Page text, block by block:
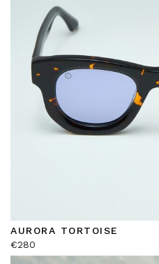
AURORA TORTOISE
€280